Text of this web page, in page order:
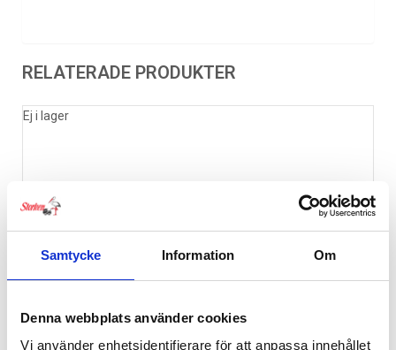
Samtycke Information Om
Denna webbplats använder cookies
Vi använder enhetsidentifierare för att anpassa innehållet
RELATERADE PRODUKTER
Ej i lager